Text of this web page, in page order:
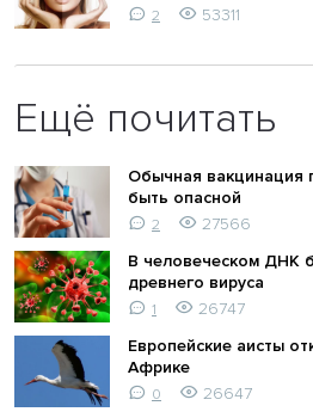
2 53311
Ещё почитать
Обычная вакцинация
быть опасной
2
27566
В человеческом ДНК
древнего вируса
1
26747
Европейские аисты
Африке
0
26647